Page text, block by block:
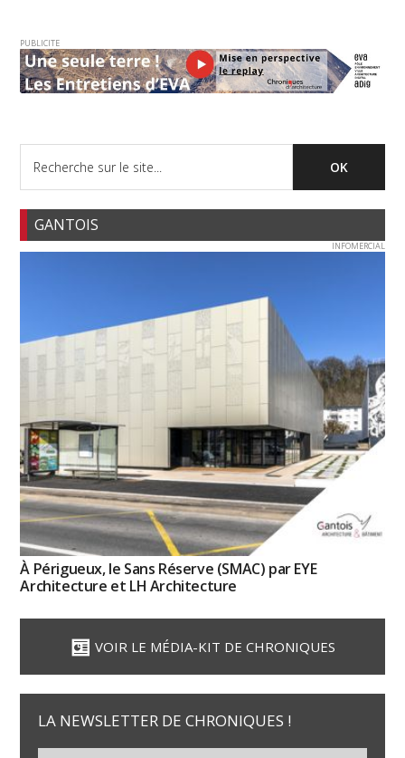
PUBLICITE
GANTOIS
INFOMERCIAL
À Périgueux, le Sans Réserve (SMAC) par EYE
Architecture et LH Architecture
VOIR LE MÉDIA-KIT DE CHRONIQUES
LA NEWSLETTER DE CHRONIQUES !